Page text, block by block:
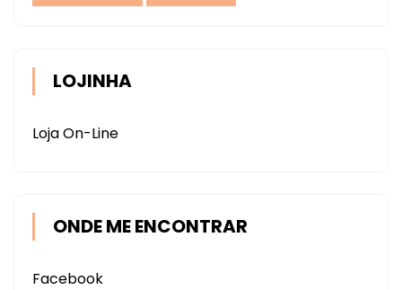
LOJINHA
Loja On-Line
ONDE ME ENCONTRAR
Facebook